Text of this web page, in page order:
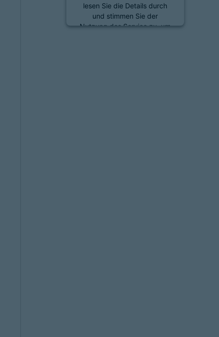
lesen Sie die Details durch
und stimmen Sie der
Nutzung des Service zu, um